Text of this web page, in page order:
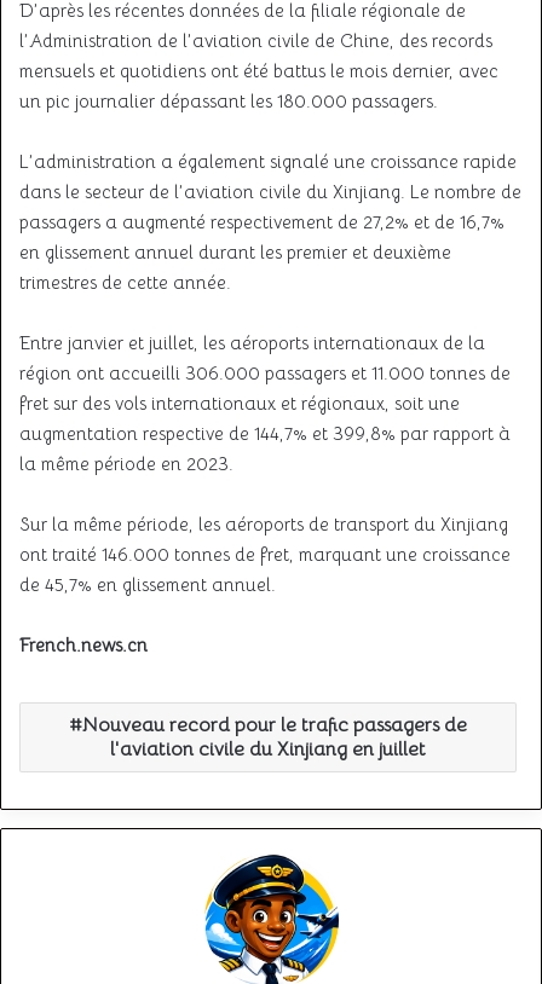
D’après les récentes données de la filiale régionale de
l’Administration de l’aviation civile de Chine, des records
mensuels et quotidiens ont été battus le mois dernier, avec
un pic journalier dépassant les 180.000 passagers.
L’administration a également signalé une croissance rapide
dans le secteur de l’aviation civile du Xinjiang. Le nombre de
passagers a augmenté respectivement de 27,2% et de 16,7%
en glissement annuel durant les premier et deuxième
trimestres de cette année.
Entre janvier et juillet, les aéroports internationaux de la
région ont accueilli 306.000 passagers et 11.000 tonnes de
fret sur des vols internationaux et régionaux, soit une
augmentation respective de 144,7% et 399,8% par rapport à
la même période en 2023.
Sur la même période, les aéroports de transport du Xinjiang
ont traité 146.000 tonnes de fret, marquant une croissance
de 45,7% en glissement annuel.
French.news.cn
Nouveau record pour le trafic passagers de
l'aviation civile du Xinjiang en juillet